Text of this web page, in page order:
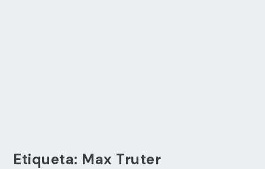
Etiqueta: Max Truter